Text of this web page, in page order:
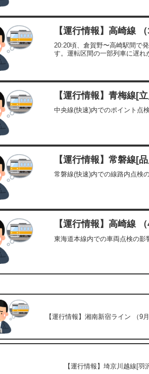
【運行情報】高崎線
20:20頃、倉賀野〜高崎駅間で
す。運転区間の一部列車に遅れ
【運行情報】青梅線[
中央線(快速)内でのポイント点
【運行情報】常磐線[
常磐線(快速)内での線路内点検
【運行情報】高崎線
東海道本線内での車両点検の影
【運行情報】湘南新宿ライン （9
【運行情報】埼京川越線[羽